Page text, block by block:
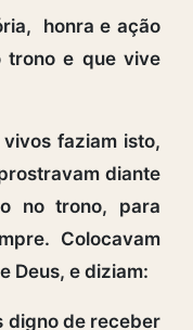
honra e ação
trono e que vive
faziam isto,
diante
no trono, para
Colocavam
Deus, e diziam:
digno de receber